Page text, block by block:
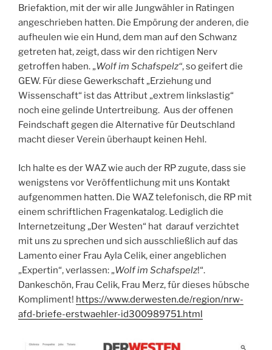
Briefaktion, mit der wir alle Jungwähler in Ratingen
angeschrieben hatten. Die Empörung der anderen, die
aufheulen wie ein Hund, dem man auf den Schwanz
getreten hat, zeigt, dass wir den richtigen Nerv
getroffen haben. „Wolf im Schafspelz“, so geifert die
GEW. Für diese Gewerkschaft „Erziehung und
Wissenschaft“ ist das Attribut „extrem linkslastig“
noch eine gelinde Untertreibung. Aus der offenen
Feindschaft gegen die Alternative für Deutschland
macht dieser Verein überhaupt keinen Hehl.
Ich halte es der WAZ wie auch der RP zugute, dass sie
wenigstens vor Veröffentlichung mit uns Kontakt
aufgenommen hatten. Die WAZ telefonisch, die RP mit
einem schriftlichen Fragenkatalog. Lediglich die
Internetzeitung „Der Westen“ hat darauf verzichtet
mit uns zu sprechen und sich ausschließlich auf das
Lamento einer Frau Ayla Celik, einer angeblichen
„Expertin“, verlassen: „Wolf im Schafspelz!“.
Dankeschön, Frau Celik, Frau Merz, für dieses hübsche
Kompliment! https://www.derwesten.de/region/nrw-
afd-briefe-erstwaehler-id300989751.html